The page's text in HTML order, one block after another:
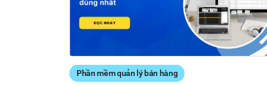
Phần mềm quản lý bán hàng